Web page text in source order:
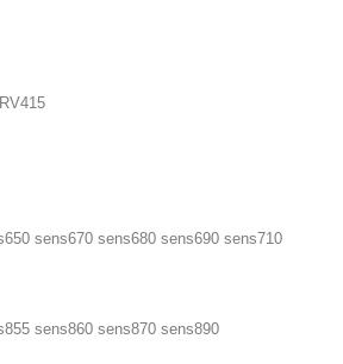
sens670 sens680 sens690 sens710
sens860 sens870 sens890